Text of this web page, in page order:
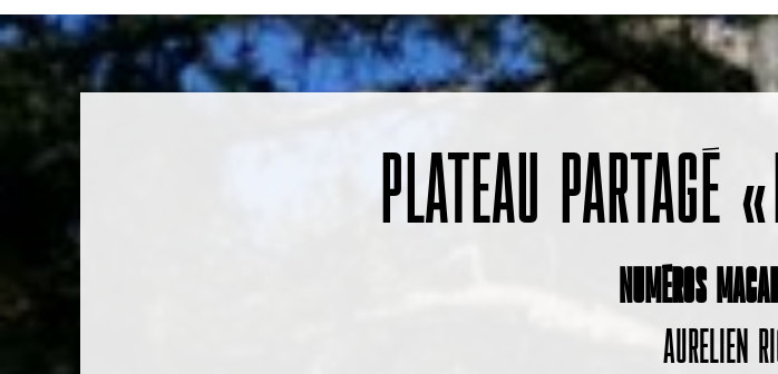
PLATEAU PARTAGÉ
Numéros
Aurelien